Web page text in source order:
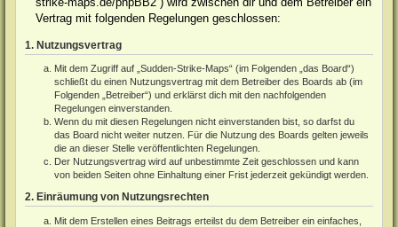
Vertrag mit folgenden Regelungen geschlossen:
1. Nutzungsvertrag
Mit dem Zugriff auf „Sudden-Strike-Maps“ (im Folgenden „das Board“)
schließt du einen Nutzungsvertrag mit dem Betreiber des Boards ab (im
Folgenden „Betreiber“) und erklärst dich mit den nachfolgenden
Regelungen einverstanden.
Wenn du mit diesen Regelungen nicht einverstanden bist, so darfst du
das Board nicht weiter nutzen. Für die Nutzung des Boards gelten jeweils
die an dieser Stelle veröffentlichten Regelungen.
Der Nutzungsvertrag wird auf unbestimmte Zeit geschlossen und kann
von beiden Seiten ohne Einhaltung einer Frist jederzeit gekündigt werden.
2. Einräumung von Nutzungsrechten
Mit dem Erstellen eines Beitrags erteilst du dem Betreiber ein einfaches,